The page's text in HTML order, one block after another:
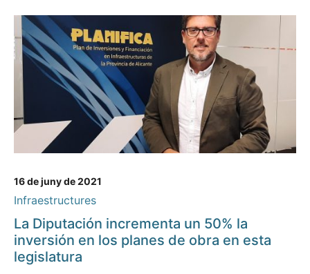
16 de juny de 2021
Infraestructures
La Diputación incrementa un 50% la
inversión en los planes de obra en esta
legislatura